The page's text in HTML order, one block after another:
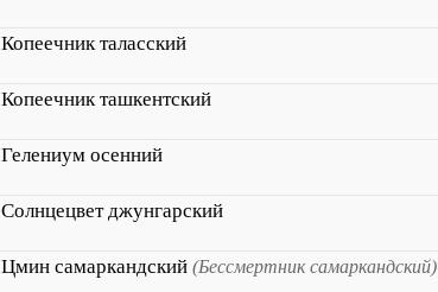
Копеечник таласский
Копеечник ташкентский
Гелениум осенний
Солнцецвет джунгарский
Цмин самаркандский (Бессмертник самаркандский)